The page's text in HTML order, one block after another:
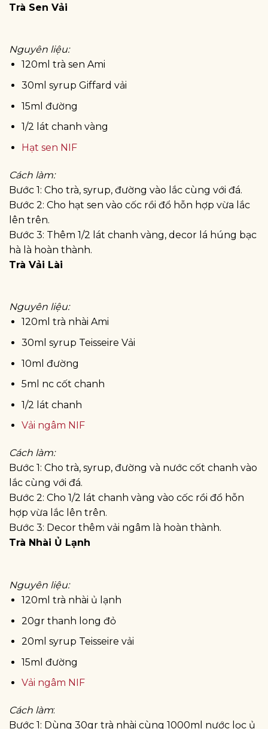
Trà Sen Vải
Nguyên liệu:
120ml trà sen Ami
30ml syrup Giffard vải
15ml đường
1/2 lát chanh vàng
Hạt sen NIF
Cách làm:
Bước 1: Cho trà, syrup, đường vào lắc cùng với đá.
Bước 2: Cho hạt sen vào cốc rồi đổ hỗn hợp vừa lắc
lên trên.
Bước 3: Thêm 1/2 lát chanh vàng, decor lá húng bạc
hà là hoàn thành.
Trà Vải Lài
Nguyên liệu:
120ml trà nhài Ami
30ml syrup Teisseire Vải
10ml đường
5ml nc cốt chanh
1/2 lát chanh
Vải ngâm NIF
Cách làm:
Bước 1: Cho trà, syrup, đường và nước cốt chanh vào
lắc cùng với đá.
Bước 2: Cho 1/2 lát chanh vàng vào cốc rồi đổ hỗn
hợp vừa lắc lên trên.
Bước 3: Decor thêm vải ngâm là hoàn thành.
Trà Nhài Ủ Lạnh
Nguyên liệu:
120ml trà nhài ủ lạnh
20gr thanh long đỏ
20ml syrup Teisseire vải
15ml đường
Vải ngâm NIF
Cách làm:
Bước 1: Dùng 30gr trà nhài cùng 1000ml nước lọc ủ